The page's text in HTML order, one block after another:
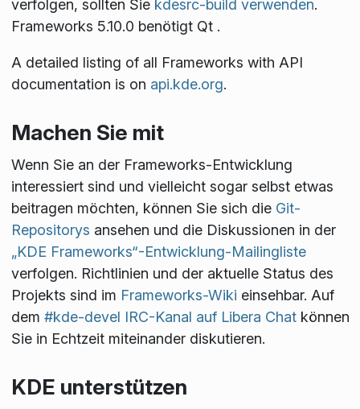
verfolgen, sollten Sie kdesrc-build verwenden.
Frameworks 5.10.0 benötigt Qt .
A detailed listing of all Frameworks with API
documentation is on api.kde.org.
Machen Sie mit
Wenn Sie an der Frameworks-Entwicklung
interessiert sind und vielleicht sogar selbst etwas
beitragen möchten, können Sie sich die Git-
Repositorys ansehen und die Diskussionen in der
„KDE Frameworks“-Entwicklung-Mailingliste
verfolgen. Richtlinien und der aktuelle Status des
Projekts sind im Frameworks-Wiki einsehbar. Auf
dem #kde-devel IRC-Kanal auf Libera Chatkönnen
Sie in Echtzeit miteinander diskutieren.
KDE unterstützen